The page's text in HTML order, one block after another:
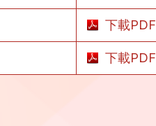
下載PDF
下載PDF